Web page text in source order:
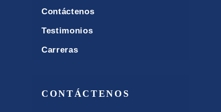
Contáctenos
Testimonios
Carreras
CONTÁCTENOS